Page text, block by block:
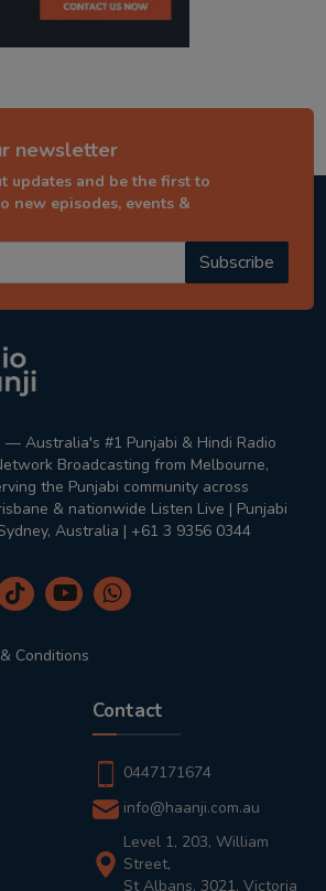
newsletter
updates and be the first to
new episodes, events &
Subscribe
— Australia's #1 Punjabi & Hindi Radio
Broadcasting from Melbourne,
the Punjabi community across
& nationwide Listen Live | Punjabi
Australia | +61 3 9356 0344
Conditions
Contact
0447171674
info@haanji.com.au
Level 1, 203, William
Street,
St Albans, 3021, Victoria